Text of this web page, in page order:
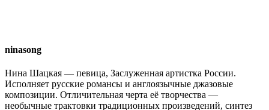
ninasong
Нина Шацкая — певица, Заслуженная артистка России.
Исполняет русские романсы и англоязычные джазовые
композиции. Отличительная черта её творчества —
необычные трактовки традиционных произведений, синтез